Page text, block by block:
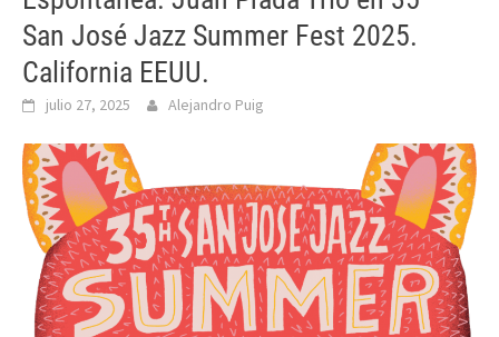
San José Jazz Summer Fest 2025.
California EEUU.
julio 27, 2025 Alejandro Puig